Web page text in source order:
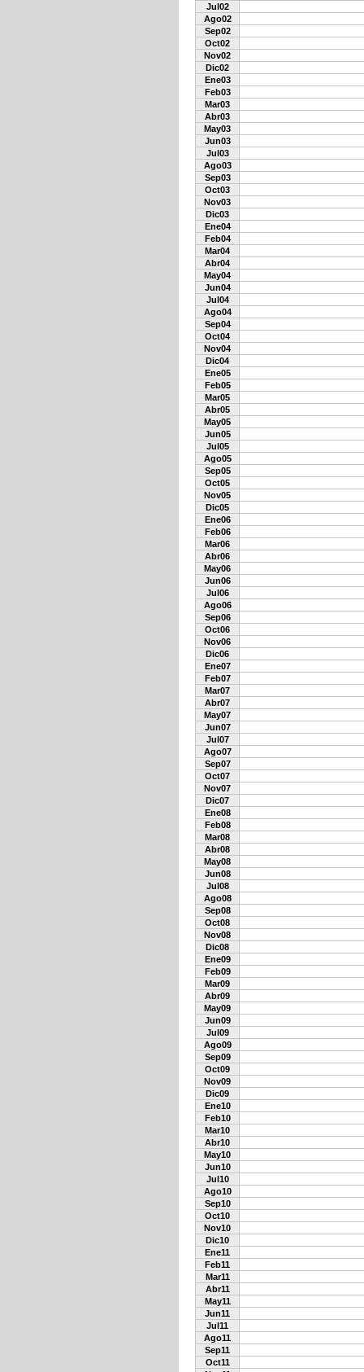
Jul02
Ago02
Sep02
Oct02
Nov02
Dic02
Ene03
Feb03
Mar03
Abr03
May03
Jun03
Jul03
Ago03
Sep03
Oct03
Nov03
Dic03
Ene04
Feb04
Mar04
Abr04
May04
Jun04
Jul04
Ago04
Sep04
Oct04
Nov04
Dic04
Ene05
Feb05
Mar05
Abr05
May05
Jun05
Jul05
Ago05
Sep05
Oct05
Nov05
Dic05
Ene06
Feb06
Mar06
Abr06
May06
Jun06
Jul06
Ago06
Sep06
Oct06
Nov06
Dic06
Ene07
Feb07
Mar07
Abr07
May07
Jun07
Jul07
Ago07
Sep07
Oct07
Nov07
Dic07
Ene08
Feb08
Mar08
Abr08
May08
Jun08
Jul08
Ago08
Sep08
Oct08
Nov08
Dic08
Ene09
Feb09
Mar09
Abr09
May09
Jun09
Jul09
Ago09
Sep09
Oct09
Nov09
Dic09
Ene10
Feb10
Mar10
Abr10
May10
Jun10
Jul10
Ago10
Sep10
Oct10
Nov10
Dic10
Ene11
Feb11
Mar11
Abr11
May11
Jun11
Jul11
Ago11
Sep11
Oct11